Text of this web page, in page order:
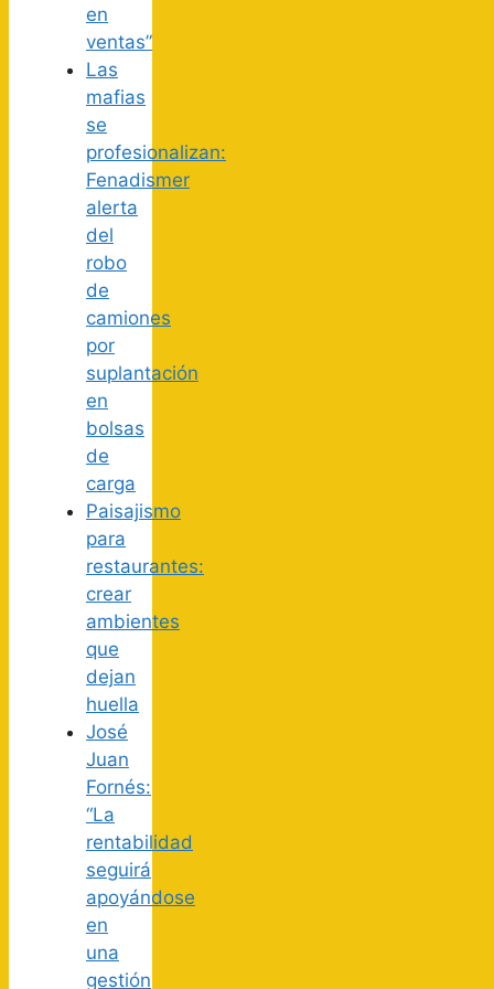
en
ventas”
Las
mafias
se
profesionalizan:
Fenadismer
alerta
del
robo
de
camiones
por
suplantación
en
bolsas
de
carga
Paisajismo
para
restaurantes:
crear
ambientes
que
dejan
huella
José
Juan
Fornés:
“La
rentabilidad
seguirá
apoyándose
en
una
gestión